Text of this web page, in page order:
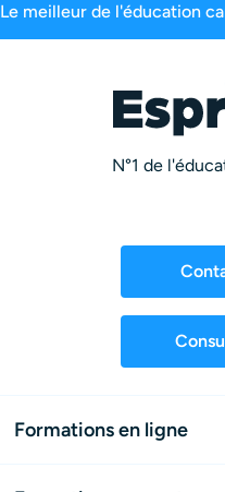
de satisfaction
N°1 de
Formations en ligne